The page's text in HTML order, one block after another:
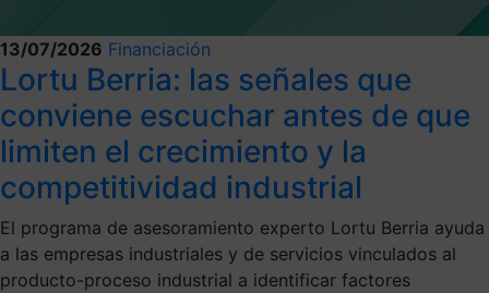
13/07/2026 Financiación
Lortu Berria: las señales que
conviene escuchar antes de que
limiten el crecimiento y la
competitividad industrial
El programa de asesoramiento experto Lortu Berria ayuda
a las empresas industriales y de servicios vinculados al
producto-proceso industrial a identificar factores